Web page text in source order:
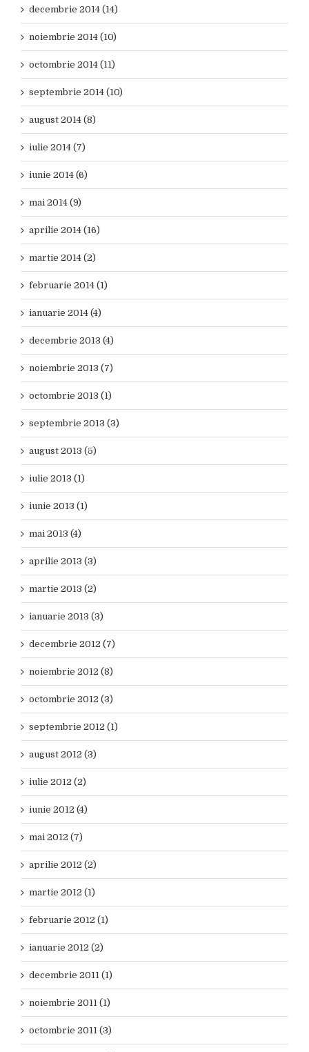
decembrie 2014 (14)
noiembrie 2014 (10)
octombrie 2014 (11)
septembrie 2014 (10)
august 2014 (8)
iulie 2014 (7)
iunie 2014 (6)
mai 2014 (9)
aprilie 2014 (16)
martie 2014 (2)
februarie 2014 (1)
ianuarie 2014 (4)
decembrie 2013 (4)
noiembrie 2013 (7)
octombrie 2013 (1)
septembrie 2013 (3)
august 2013 (5)
iulie 2013 (1)
iunie 2013 (1)
mai 2013 (4)
aprilie 2013 (3)
martie 2013 (2)
ianuarie 2013 (3)
decembrie 2012 (7)
noiembrie 2012 (8)
octombrie 2012 (3)
septembrie 2012 (1)
august 2012 (3)
iulie 2012 (2)
iunie 2012 (4)
mai 2012 (7)
aprilie 2012 (2)
martie 2012 (1)
februarie 2012 (1)
ianuarie 2012 (2)
decembrie 2011 (1)
noiembrie 2011 (1)
octombrie 2011 (3)